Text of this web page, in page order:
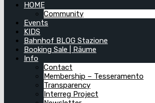
HOME
Community
Events
KIDS
Bahnhof BLOG Stazione
Booking Sale | Räume
Info
Contact
Membership – Tesseramento
Transparency
Interreg Project